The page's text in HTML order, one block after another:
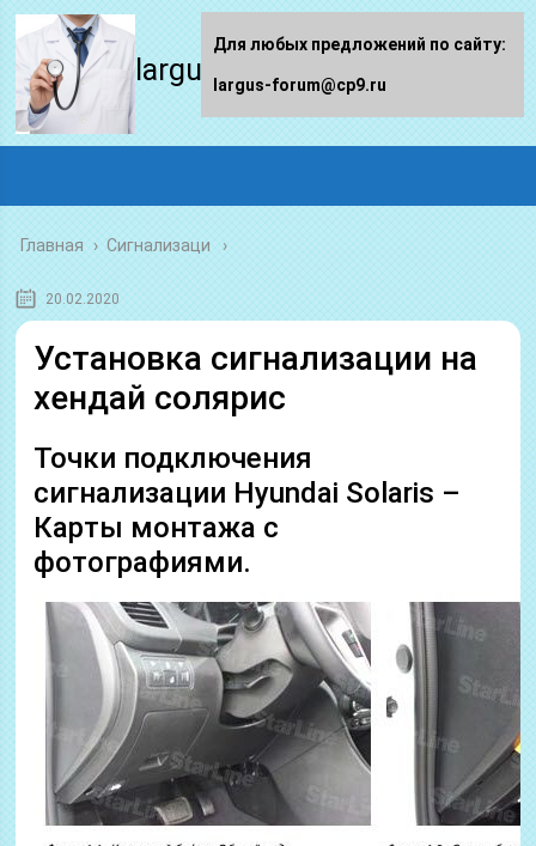
largus-forum.ru
Главная › Сигнализаци
20.02.2020
Установка сигнализации на
хендай солярис
Точки подключения
сигнализации Hyundai Solaris –
Карты монтажа с
фотографиями.
Для любых предложений по сайту:
largus-forum@cp9.ru